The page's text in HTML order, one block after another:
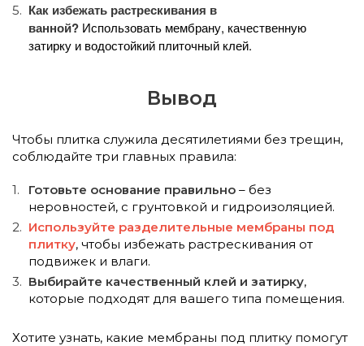
Как избежать растрескивания в
ванной? Использовать мембрану, качественную
затирку и водостойкий плиточный клей.
Вывод
Чтобы плитка служила десятилетиями без трещин,
соблюдайте три главных правила:
Готовьте основание правильно – без
неровностей, с грунтовкой и гидроизоляцией.
Используйте разделительные мембраны под
плитку, чтобы избежать растрескивания от
подвижек и влаги.
Выбирайте качественный клей и затирку,
которые подходят для вашего типа помещения.
Хотите узнать, какие мембраны под плитку помогут